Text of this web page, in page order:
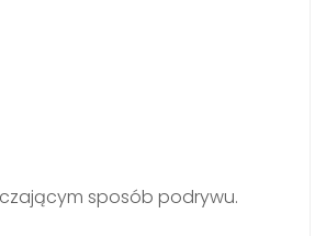
sposób podrywu.